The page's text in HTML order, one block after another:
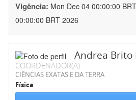
Vigência: Mon Dec 04 00:00:00
00:00:00 BRT 2026
Andrea Brito
COORDENADOR(A)
CIÊNCIAS EXATAS E DA TERRA
Física